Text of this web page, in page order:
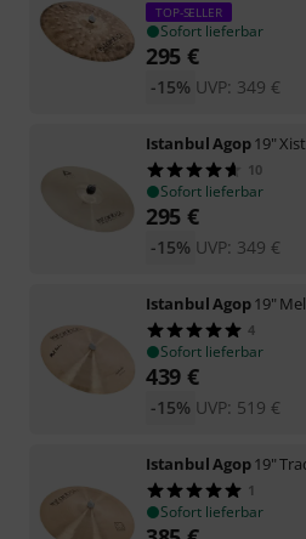
TOP-SELLER
Sofort lieferbar
295 €
UVP: 349 €
-15%
Istanbul Agop19"
10
Sofort lieferbar
295 €
UVP: 349 €
-15%
Istanbul Agop19"
4
Sofort lieferbar
439 €
UVP: 519 €
-15%
Istanbul Agop19"
1
Sofort lieferbar